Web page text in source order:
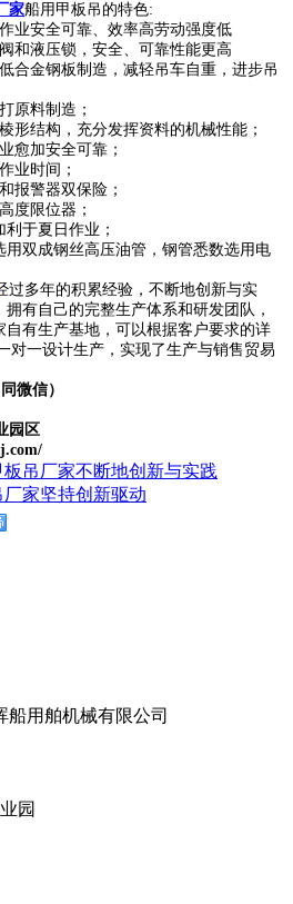
家船用甲板吊的特色:
业安全可靠、效率高劳动强度低
和液压锁，安全、可靠性能更高
合金钢板制造，减轻吊车自重，进步吊
原料制造；
形结构，充分发挥资料的机械性能；
愈加安全可靠；
业时间；
报警器双保险；
度限位器；
于夏日作业；
用双成钢丝高压油管，钢管悉数选用电
过多年的积累经验，不断地创新与实
有自己的完整生产体系和研发团队，
有生产基地，可以根据客户要求的详
对一设计生产，实现了生产与销售贸易
微信）
园区
吊厂家不断地创新与实践
家坚持创新驱动
船用舶机械有限公司
园